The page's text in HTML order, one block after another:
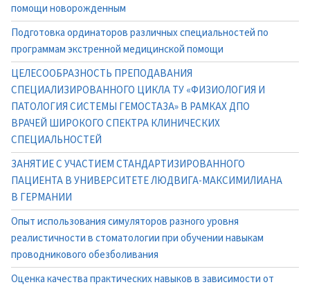
помощи новорожденным
Подготовка ординаторов различных специальностей по
программам экстренной медицинской помощи
ЦЕЛЕСООБРАЗНОСТЬ ПРЕПОДАВАНИЯ
СПЕЦИАЛИЗИРОВАННОГО ЦИКЛА ТУ «ФИЗИОЛОГИЯ И
ПАТОЛОГИЯ СИСТЕМЫ ГЕМОСТАЗА» В РАМКАХ ДПО
ВРАЧЕЙ ШИРОКОГО СПЕКТРА КЛИНИЧЕСКИХ
СПЕЦИАЛЬНОСТЕЙ
ЗАНЯТИЕ С УЧАСТИЕМ СТАНДАРТИЗИРОВАННОГО
ПАЦИЕНТА В УНИВЕРСИТЕТЕ ЛЮДВИГА-МАКСИМИЛИАНА
В ГЕРМАНИИ
Опыт использования симуляторов разного уровня
реалистичности в стоматологии при обучении навыкам
проводникового обезболивания
Оценка качества практических навыков в зависимости от